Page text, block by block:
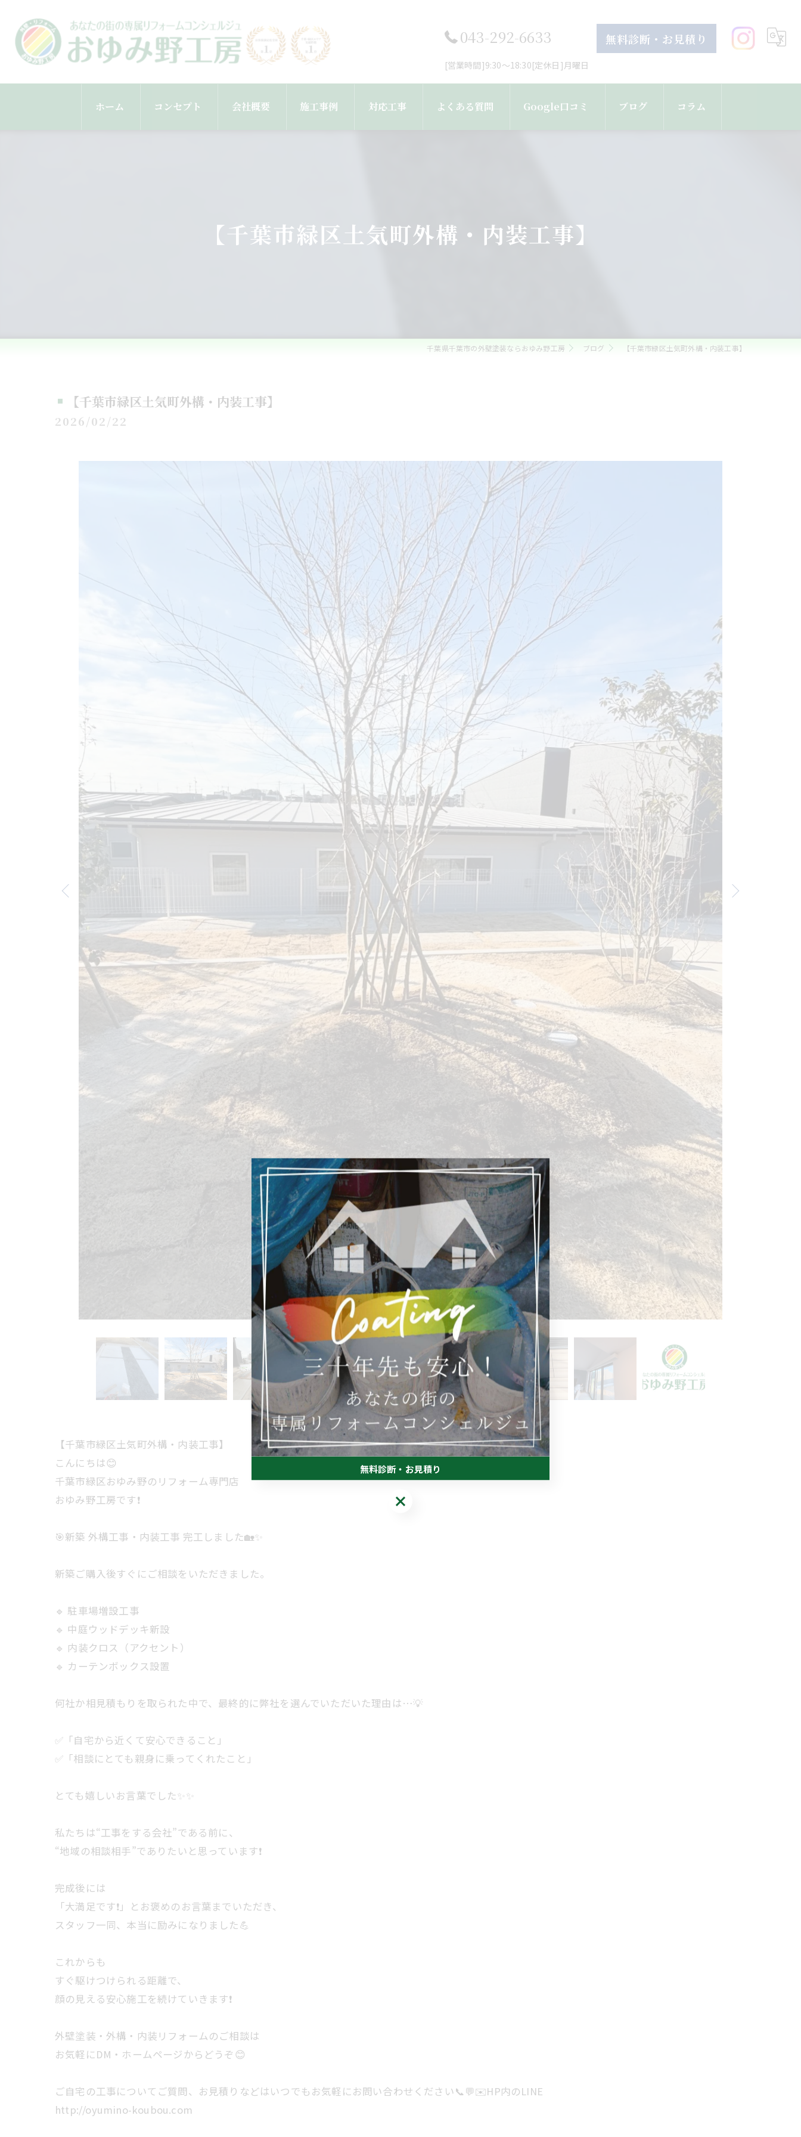
043-292-6633 無料診断・お見積り
[営業時間]9:30～18:30[定休日]月曜日
ホーム コンセプト 会社概要 施工事例 対応工事
雨樋・屋根修理
よくある質問 Google口コミ ブログ コラム
【千葉市緑区土気町外構・内装工事】
千葉県千葉市の外壁塗装ならおゆみ野工房 ブログ 【千葉市緑区土気町外構・内装工事】
【千葉市緑区土気町外構・内装工事】
2026/02/22
【千葉市緑区土気町外構・内装工事】
こんにちは😊
千葉市緑区おゆみ野のリフォーム専門店
おゆみ野工房です❗️
🎯新築 外構工事・内装工事 完工しました🏡✨
新築ご購入後すぐにご相談をいただきました。
🔹 駐車場増設工事
🔹 中庭ウッドデッキ新設
🔹 内装クロス（アクセント）
🔹 カーテンボックス設置
何社か相見積もりを取られた中で、最終的に弊社を選んでいただいた理由は…💡
✅「自宅から近くて安心できること」
✅「相談にとても親身に乗ってくれたこと」
とても嬉しいお言葉でした✨✨
私たちは“工事をする会社”である前に、
“地域の相談相手”でありたいと思っています❗️
完成後には
「大満足です❗️」とお褒めのお言葉までいただき、
スタッフ一同、本当に励みになりました💪
これからも
すぐ駆けつけられる距離で、
顔の見える安心施工を続けていきます❗️
外壁塗装・外構・内装リフォームのご相談は
お気軽にDM・ホームページからどうぞ😊
ご自宅の工事についてご質問、お見積りなどはいつでもお気軽にお問い合わせください📞💬✉️HP内のLINE
http://oyumino-koubou.com
無料診断・お見積り
無料診断・お見積り